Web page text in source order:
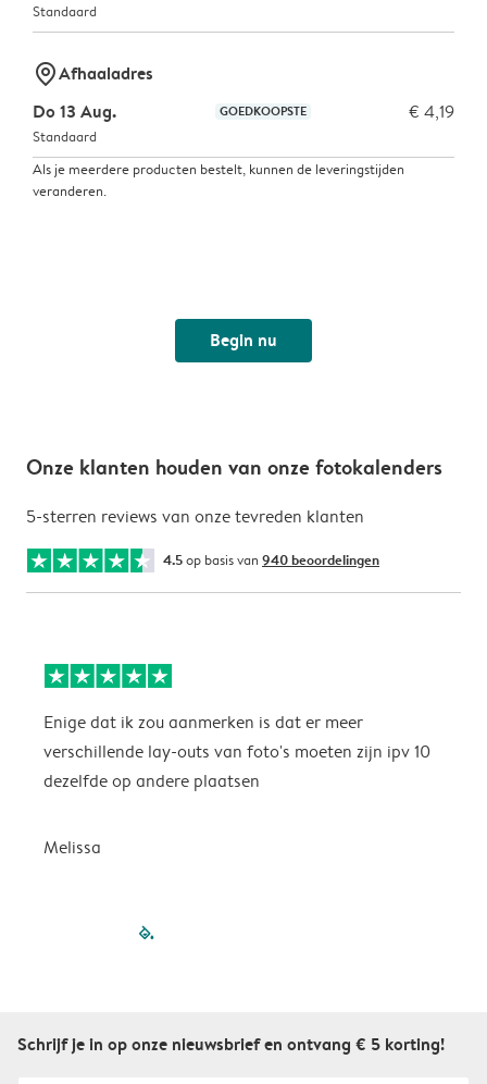
Standaard
marker-pinAfhaaladres
Do 13 Aug.
GOEDKOOPSTE € 4,19
Standaard
Als je meerdere producten bestelt, kunnen de leveringstijden
veranderen.
Begin nu
Onze klanten houden van onze fotokalenders
5-sterren reviews van onze tevreden klanten
4.5op basis van 940 beoordelingen
Enige dat ik zou aanmerken is dat er meer
verschillende lay-outs van foto's moeten zijn ipv 10
dezelfde op andere plaatsen
Melissa
filled-pagination
Schrijf je in op onze nieuwsbrief en ontvang € 5 korting!